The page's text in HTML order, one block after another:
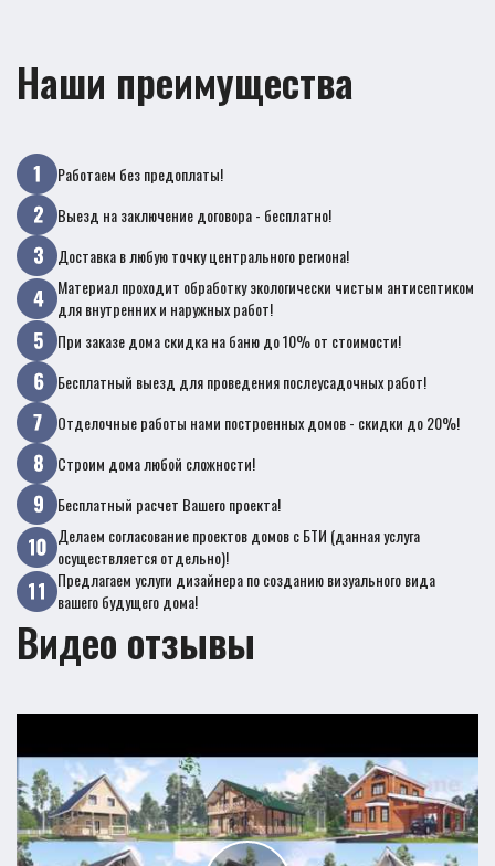
Наши преимущества
Работаем без предоплаты!
Выезд на заключение договора - бесплатно!
Доставка в любую точку центрального региона!
Материал проходит обработку экологически чистым антисептиком
для внутренних и наружных работ!
При заказе дома скидка на баню до 10% от стоимости!
Бесплатный выезд для проведения послеусадочных работ!
Отделочные работы нами построенных домов - скидки до 20%!
Строим дома любой сложности!
Бесплатный расчет Вашего проекта!
Делаем согласование проектов домов с БТИ (данная услуга
осуществляется отдельно)!
Предлагаем услуги дизайнера по созданию визуального вида
вашего будущего дома!
Видео отзывы